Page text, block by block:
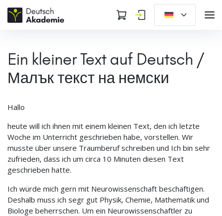
Ein kleiner Text auf Deutsch /
Малък текст на немски
Hallo
heute will ich ihnen mit einem kleinen Text, den ich letzte
Woche im Unterricht geschrieben habe, vorstellen. Wir
musste über unsere Traumberuf schreiben und Ich bin sehr
zufrieden, dass ich um circa 10 Minuten diesen Text
geschrieben hatte.
Ich würde mich gern mit Neurowissenschaft beschäftigen.
Deshalb muss ich segr gut Physik, Chemie, Mathematik und
Biologe beherrschen. Um ein Neurowissenschaftler zu